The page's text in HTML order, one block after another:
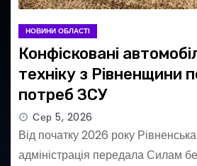
НОВИНИ ОБЛАСТІ
Конфісковані
техніку з Рівненщини
потреб ЗСУ
Сер 5, 2026
Від початку 2026 року
адміністрація передала Силам